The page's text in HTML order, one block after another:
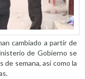
cambiado a partir de
de Gobierno se
semana, así como la